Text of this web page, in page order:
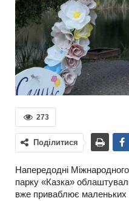
273
Поділитися
Напередодні
парку «Казка»
вже приваблює маленьких